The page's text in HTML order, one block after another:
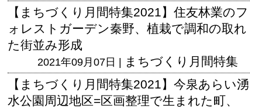
【まちづくり月間特集2021】住友林業のフ
ォレストガーデン秦野、植栽で調和の取れ
た街並み形成
2021年09月07日 | まちづくり月間特集
【まちづくり月間特集2021】今泉あらい湧
水公園周辺地区=区画整理で生まれた町、